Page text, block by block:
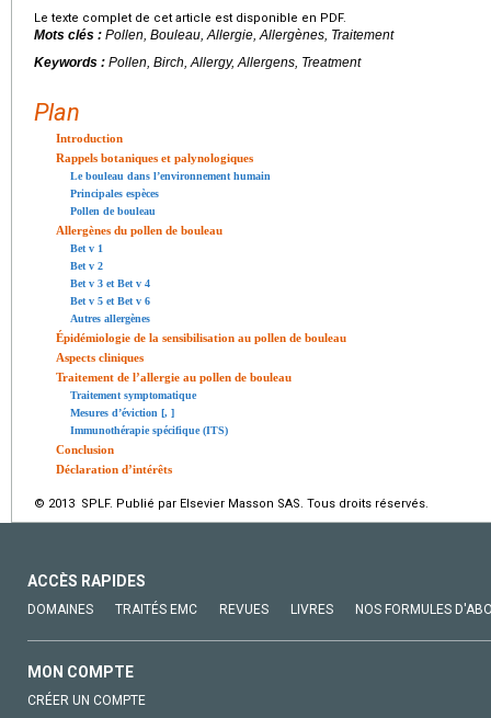
Le texte complet de cet article est disponible en PDF.
Mots clés : Pollen, Bouleau, Allergie, Allergènes, Traitement
Keywords : Pollen, Birch, Allergy, Allergens, Treatment
Plan
Introduction
Rappels botaniques et palynologiques
Le bouleau dans l’environnement humain
Principales espèces
Pollen de bouleau
Allergènes du pollen de bouleau
Bet v 1
Bet v 2
Bet v 3 et Bet v 4
Bet v 5 et Bet v 6
Autres allergènes
Épidémiologie de la sensibilisation au pollen de bouleau
Aspects cliniques
Traitement de l’allergie au pollen de bouleau
Traitement symptomatique
Mesures d’éviction [, ]
Immunothérapie spécifique (ITS)
Conclusion
Déclaration d’intérêts
© 2013 SPLF. Publié par Elsevier Masson SAS. Tous droits réservés.
ACCÈS RAPIDES
DOMAINES TRAITÉS EMC REVUES LIVRES NOS FORMULES
MON COMPTE
CRÉER UN COMPTE